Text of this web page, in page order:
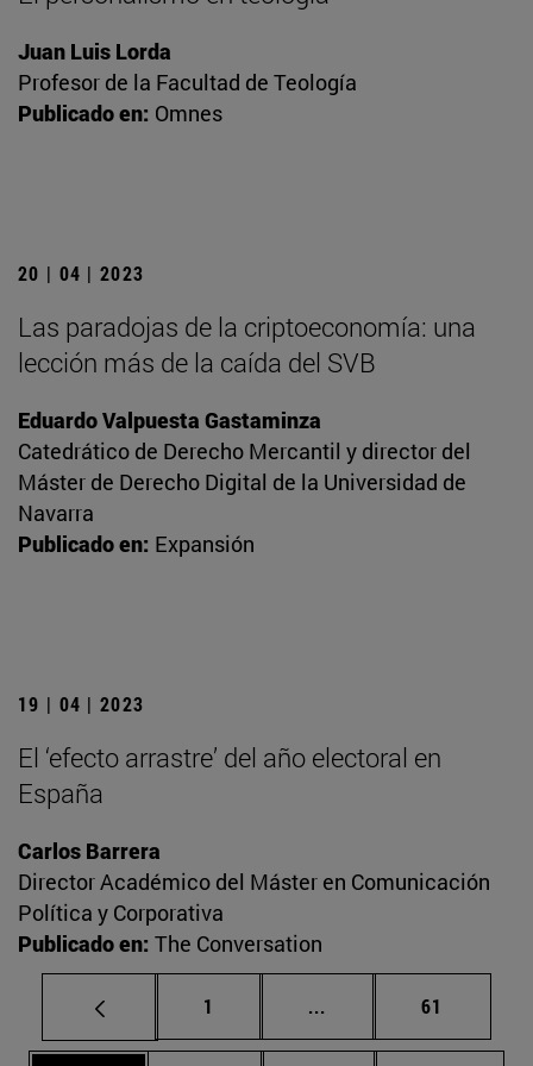
Juan Luis Lorda
Profesor de la Facultad de Teología
Publicado en: Omnes
20 | 04 | 2023
Las paradojas de la criptoeconomía: una
lección más de la caída del SVB
Eduardo Valpuesta Gastaminza
Catedrático de Derecho Mercantil y director del
Máster de Derecho Digital de la Universidad de
Navarra
Publicado en: Expansión
19 | 04 | 2023
El ‘efecto arrastre’ del año electoral en
España
Carlos Barrera
Director Académico del Máster en Comunicación
Política y Corporativa
Publicado en: The Conversation
Página
1 ... Páginas intermedias
Página
61